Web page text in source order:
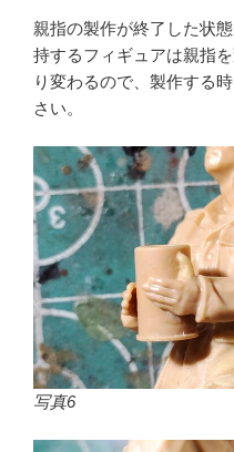
親指の製作が終了した状
持するフィギュアは親指
り変わるので、製作する
さい。
写真6